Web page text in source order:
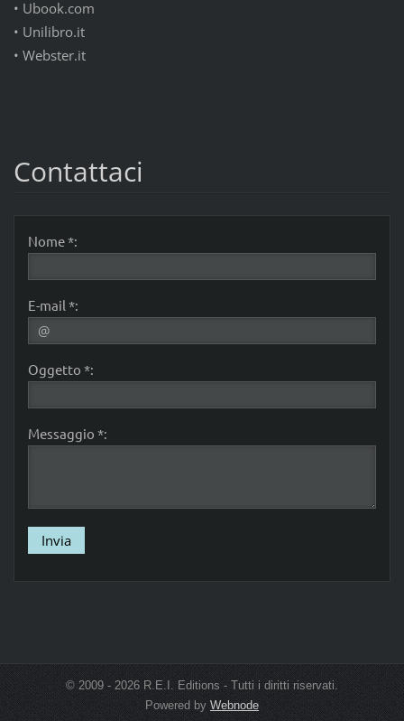
• Ubook.com
• Unilibro.it
• Webster.it
Contattaci
Nome *:
E-mail *:
Oggetto *:
Messaggio *:
© 2009 - 2026 R.E.I. Editions - Tutti i diritti riservati.
Powered by Webnode